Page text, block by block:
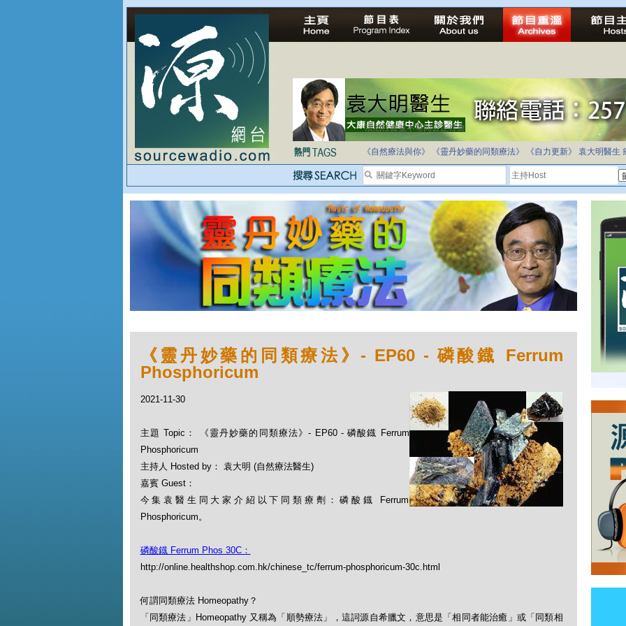
法治社會並不等同公正社會
自家教育合法化-推動多元化教育，全民學卷制
《自然療法與你》
《靈丹妙藥的同類療法》 《自力更新》 袁大明醫生
《靈丹妙藥的同類療法》- EP60 - 磷酸鐡 Ferrum
Phosphoricum
2021-11-30
主題 Topic： 《靈丹妙藥的同類療法》- EP60 - 磷酸鐡 Ferrum
Phosphoricum
主持人 Hosted by： 袁大明 (自然療法醫生)
嘉賓 Guest：
今集袁醫生同大家介紹以下同類療劑：磷酸鐡 Ferrum
Phosphoricum。
磷酸鐡 Ferrum Phos 30C：
http://online.healthshop.com.hk/chinese_tc/ferrum-phosphoricum-30c.html
何謂同類療法 Homeopathy？
「同類療法」Homeopathy 又稱為「順勢療法」，這詞源自希臘文，意思是「相同者能治癒」或「同類相